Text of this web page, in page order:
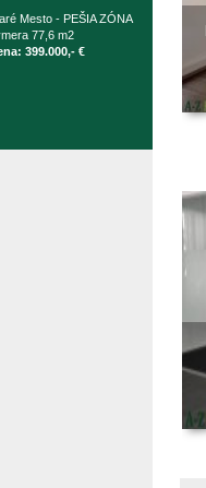
Mesto - PEŠIA ZÓNA
77,6 m2
399.000,- €